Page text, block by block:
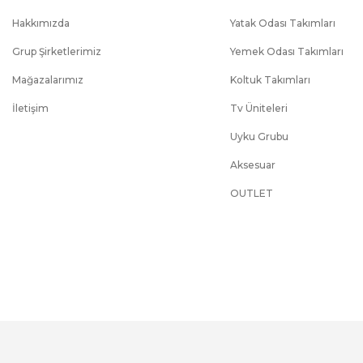
Koltuk takımı çeşitlerinde ürün ölçüleri sabittir ve özel ölçü
Hakkımızda
Grup Şirketlerimiz
Mağazalarımız
İletişim
Yatak Odası Takımları
Yemek Odası Takımları
Koltuk Takımları
Tv Üniteleri
Uyku Grubu
Aksesuar
OUTLET